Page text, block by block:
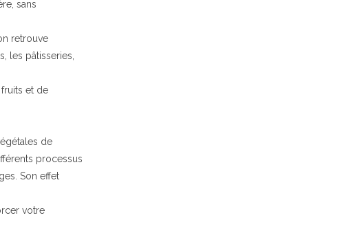
sans
retrouve
les pâtisseries,
et de
de
processus
Son effet
votre